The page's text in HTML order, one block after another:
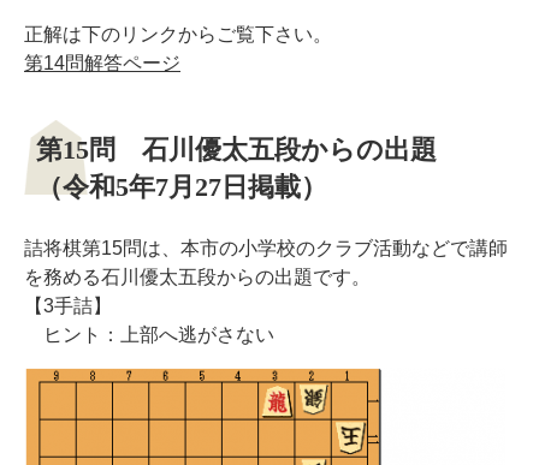
正解は下のリンクからご覧下さい。
第14問解答ページ
第15問 石川優太五段からの出題
（令和5年7月27日掲載）
詰将棋第15問は、本市の小学校のクラブ活動などで講師
を務める石川優太五段からの出題です。
【3手詰】
ヒント：上部へ逃がさない